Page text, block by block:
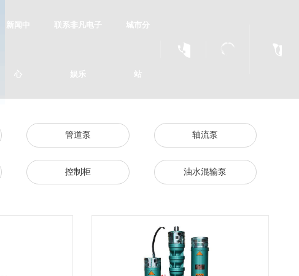
新闻中
心
联系非凡电子
娱乐
城市分
站
管道泵 轴流泵
控制柜 油水混输泵